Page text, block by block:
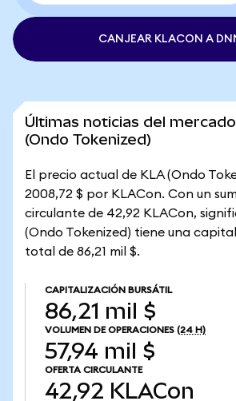
CANJEAR KLACON A
Últimas noticias del
(Ondo Tokenized)
El precio actual de KLA (Ondo
2008,72 $ por KLACon. Con un
circulante de 42,92 KLACon,
(Ondo Tokenized) tiene una
total de 86,21 mil $.
CAPITALIZACIÓN BURSÁTIL
86,21 mil $
VOLUMEN DE OPERACIONES (24 H)
57,94 mil $
OFERTA CIRCULANTE
42,92 KLACon